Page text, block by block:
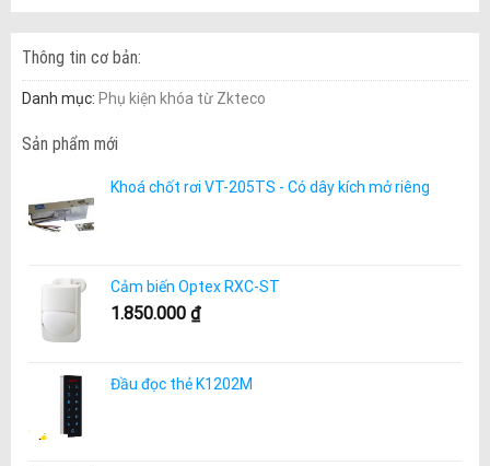
Thông tin cơ bản:
Danh mục: Phụ kiện khóa từ Zkteco
Sản phẩm mới
Khoá chốt rơi VT-205TS - Có dây kích mở riêng
Cảm biến Optex RXC-ST
1.850.000 ₫
Đầu đọc thẻ K1202M